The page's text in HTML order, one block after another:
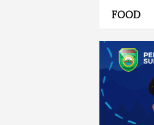
FOOD